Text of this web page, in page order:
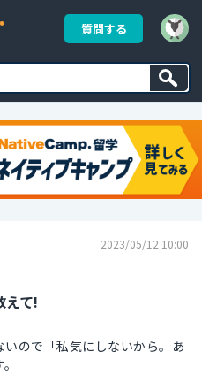
質問する
2023/05/12 10:00
えて!
ので「私気にしないから。あ